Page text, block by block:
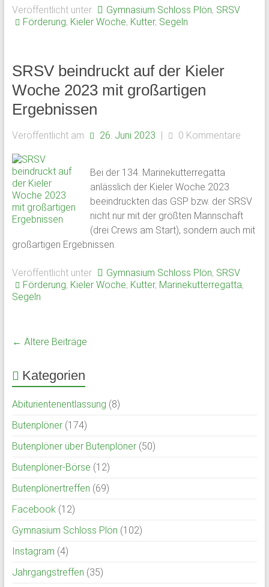
Veröffentlicht unter Gymnasium Schloss Plön, SRSV
Förderung, Kieler Woche, Kutter, Segeln
SRSV beindruckt auf der Kieler
Woche 2023 mit großartigen
Ergebnissen
Veröffentlicht am 26. Juni 2023 | 0 Kommentare
Bei der 134. Marinekutterregatta
anlässlich der Kieler Woche 2023
beeindruckten das GSP bzw. der SRSV
nicht nur mit der größten Mannschaft
(drei Crews am Start), sondern auch mit
großartigen Ergebnissen.
Veröffentlicht unter Gymnasium Schloss Plön, SRSV
Förderung, Kieler Woche, Kutter, Marinekutterregatta,
Segeln
← Ältere Beiträge
Kategorien
Abiturientenentlassung (8)
Butenplöner(174)
Butenplöner über Butenplöner(50)
Butenplöner-Börse (12)
Butenplönertreffen (69)
Facebook(12)
Gymnasium Schloss Plön (102)
Instagram (4)
Jahrgangstreffen (35)